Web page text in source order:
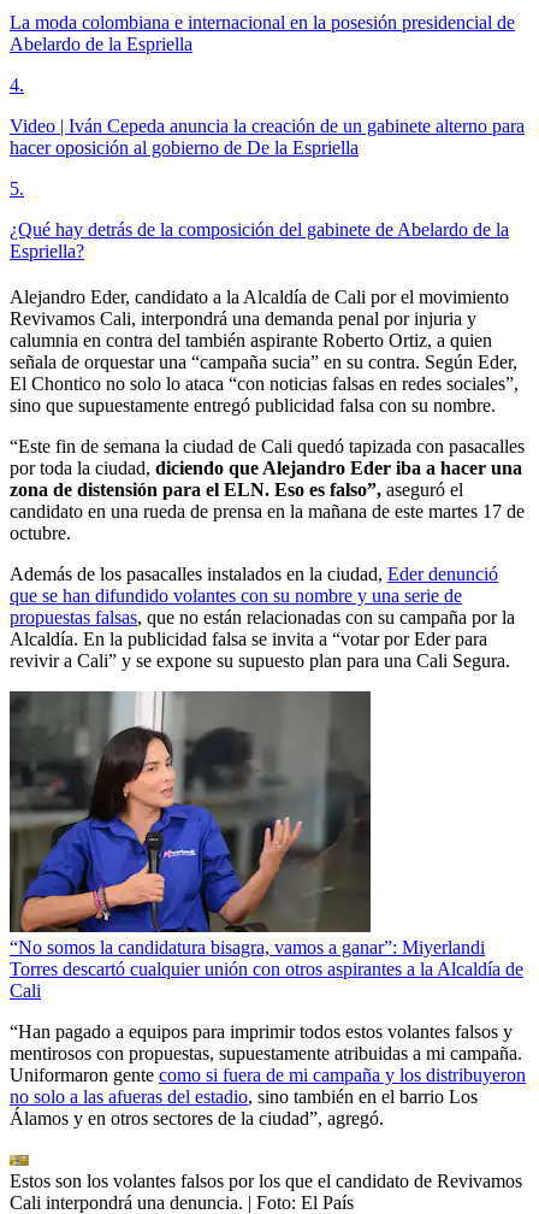
La moda colombiana e internacional en la posesión presidencial de
Abelardo de la Espriella
4.
Video | Iván Cepeda anuncia la creación de un gabinete alterno para
hacer oposición al gobierno de De la Espriella
5.
¿Qué hay detrás de la composición del gabinete de Abelardo de la
Espriella?
Alejandro Eder, candidato a la Alcaldía de Cali por el movimiento
Revivamos Cali, interpondrá una demanda penal por injuria y
calumnia en contra del también aspirante Roberto Ortiz, a quien
señala de orquestar una “campaña sucia” en su contra. Según Eder,
El Chontico no solo lo ataca “con noticias falsas en redes sociales”,
sino que supuestamente entregó publicidad falsa con su nombre.
“Este fin de semana la ciudad de Cali quedó tapizada con pasacalles
por toda la ciudad, diciendo que Alejandro Eder iba a hacer una
zona de distensión para el ELN. Eso es falso”, aseguró el
candidato en una rueda de prensa en la mañana de este martes 17 de
octubre.
Además de los pasacalles instalados en la ciudad, Eder denunció
que se han difundido volantes con su nombre y una serie de
propuestas falsas, que no están relacionadas con su campaña por la
Alcaldía. En la publicidad falsa se invita a “votar por Eder para
revivir a Cali” y se expone su supuesto plan para una Cali Segura.
“No somos la candidatura bisagra, vamos a ganar”: Miyerlandi
Torres descartó cualquier unión con otros aspirantes a la Alcaldía de
Cali
“Han pagado a equipos para imprimir todos estos volantes falsos y
mentirosos con propuestas, supuestamente atribuidas a mi campaña.
Uniformaron gente como si fuera de mi campaña y los distribuyeron
no solo a las afueras del estadio, sino también en el barrio Los
Álamos y en otros sectores de la ciudad”, agregó.
Estos son los volantes falsos por los que el candidato de Revivamos
Cali interpondrá una denuncia. | Foto: El País